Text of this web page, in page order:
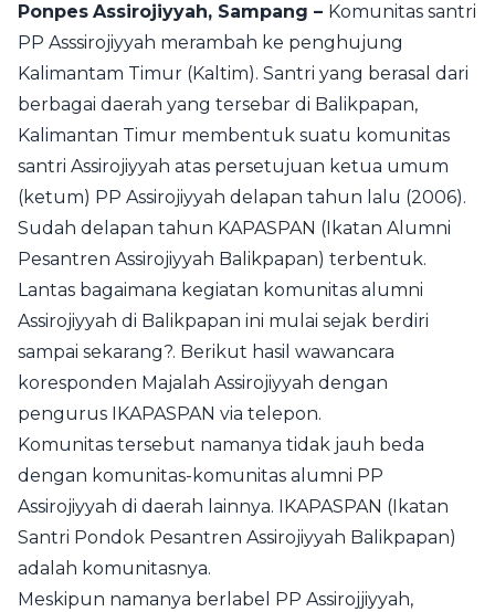
Ponpes Assirojiyyah, Sampang – Komunitas santri
PP Asssirojiyyah merambah ke penghujung
Kalimantam Timur (Kaltim). Santri yang berasal dari
berbagai daerah yang tersebar di Balikpapan,
Kalimantan Timur membentuk suatu komunitas
santri Assirojiyyah atas persetujuan ketua umum
(ketum) PP Assirojiyyah delapan tahun lalu (2006).
Sudah delapan tahun KAPASPAN (Ikatan Alumni
Pesantren Assirojiyyah Balikpapan) terbentuk.
Lantas bagaimana kegiatan komunitas alumni
Assirojiyyah di Balikpapan ini mulai sejak berdiri
sampai sekarang?. Berikut hasil wawancara
koresponden Majalah Assirojiyyah dengan
pengurus IKAPASPAN via telepon.
Komunitas tersebut namanya tidak jauh beda
dengan komunitas-komunitas alumni PP
Assirojiyyah di daerah lainnya. IKAPASPAN (Ikatan
Santri Pondok Pesantren Assirojiyyah Balikpapan)
adalah komunitasnya.
Meskipun namanya berlabel PP Assirojjiyyah,